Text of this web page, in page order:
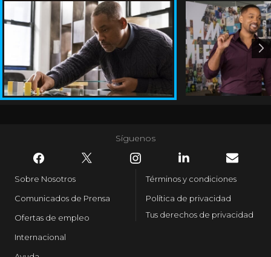
Síguenos
Sobre Nosotros
Comunicados de Prensa
Ofertas de empleo
Internacional
Términos y condiciones
Política de privacidad
Tus derechos de privacidad